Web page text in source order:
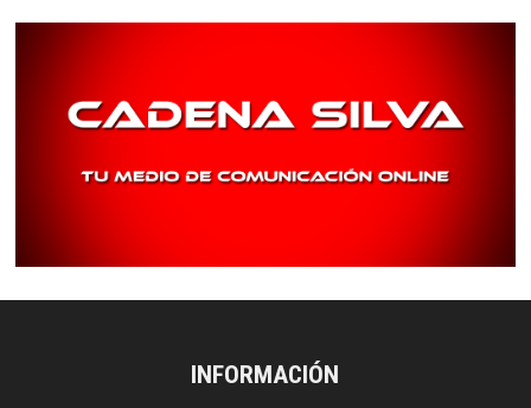
INFORMACIÓN